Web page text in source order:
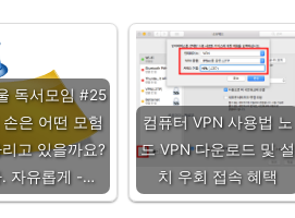
독서모임 #25
손은 어떤 모험
고 있을까요?
. 자유롭게 -…
컴퓨터 VPN 사용법 노
드 VPN 다운로드 및 설
치 우회 접속 혜택